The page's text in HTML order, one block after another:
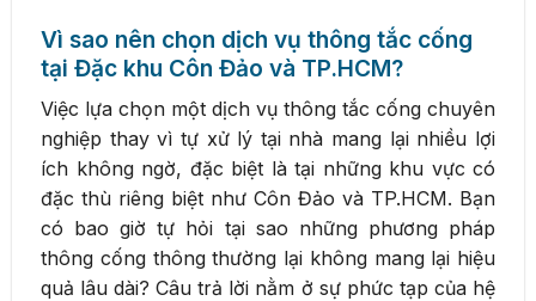
Vì sao nên chọn dịch vụ thông tắc cống
tại Đặc khu Côn Đảo và TP.HCM?
Việc lựa chọn một dịch vụ thông tắc cống chuyên
nghiệp thay vì tự xử lý tại nhà mang lại nhiều lợi
ích không ngờ, đặc biệt là tại những khu vực có
đặc thù riêng biệt như Côn Đảo và TP.HCM. Bạn
có bao giờ tự hỏi tại sao những phương pháp
thông cống thông thường lại không mang lại hiệu
quả lâu dài? Câu trả lời nằm ở sự phức tạp của hệ